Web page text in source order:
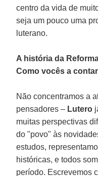
centro da vida de
seja um pouco uma
luterano.
A história da
Como vocês a
Não concentramos a
pensadores – Lutero
muitas perspectivas
do "povo" às
estudos,
históricas, e todos
período. Escrevemos